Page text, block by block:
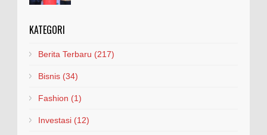
KATEGORI
Berita Terbaru (217)
Bisnis (34)
Fashion (1)
Investasi (12)